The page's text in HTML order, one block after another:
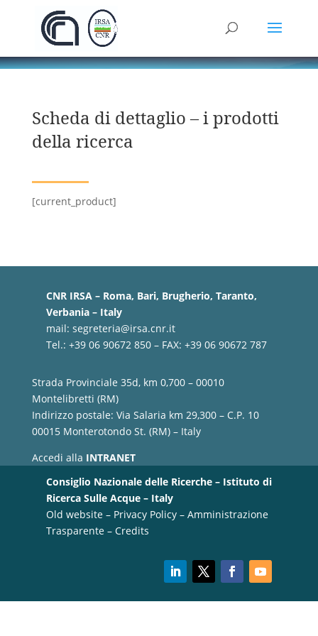
Scheda di dettaglio – i prodotti
della ricerca
[current_product]
CNR IRSA – Roma, Bari, Brugherio, Taranto,
Verbania – Italy
mail: segreteria@irsa.cnr.it
Tel.: +39 06 90672 850 – FAX: +39 06 90672 787
Strada Provinciale 35d, km 0,700 – 00010
Montelibretti (RM)
Indirizzo postale: Via Salaria km 29,300 – C.P. 10
00015 Monterotondo St. (RM) – Italy
Accedi alla INTRANET
Consiglio Nazionale delle Ricerche – Istituto di
Ricerca Sulle Acque – Italy
Old website– Privacy Policy– Amministrazione
Trasparente– Credits